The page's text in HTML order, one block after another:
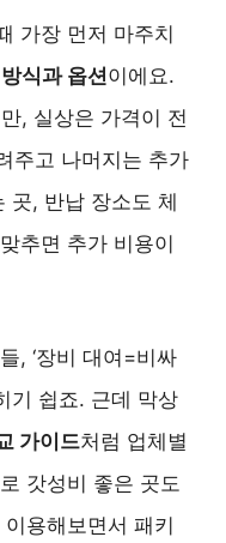
가장 먼저 마주치
식과 옵션이에요.
, 실상은 가격이 전
주고 나머지는 추가
곳, 반납 장소도 체
추면 추가 비용이
, ‘장비 대여=비싸
기 쉽죠. 근데 막상
가이드처럼 업체별
갓성비 좋은 곳도
용해보면서 패키